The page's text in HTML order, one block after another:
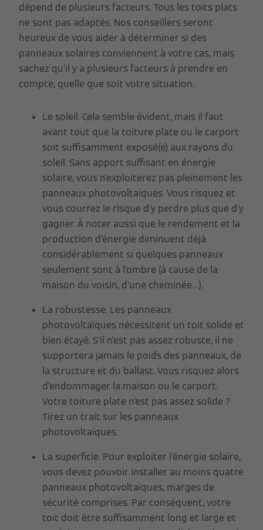
dépend de plusieurs facteurs. Tous les toits plats
ne sont pas adaptés. Nos conseillers seront
heureux de vous aider à déterminer si des
panneaux solaires conviennent à votre cas, mais
sachez qu’il y a plusieurs facteurs à prendre en
compte, quelle que soit votre situation.
Le soleil. Cela semble évident, mais il faut
avant tout que la toiture plate ou le carport
soit suffisamment exposé(e) aux rayons du
soleil. Sans apport suffisant en énergie
solaire, vous n’exploiterez pas pleinement les
panneaux photovoltaïques. Vous risquez et
vous courrez le risque d’y perdre plus que d’y
gagner. À noter aussi que le rendement et la
production d’énergie diminuent déjà
considérablement si quelques panneaux
seulement sont à l’ombre (à cause de la
maison du voisin, d’une cheminée…).
La robustesse. Les panneaux
photovoltaïques nécessitent un toit solide et
bien étayé. S’il n’est pas assez robuste, il ne
supportera jamais le poids des panneaux, de
la structure et du ballast. Vous risquez alors
d’endommager la maison ou le carport.
Votre toiture plate n’est pas assez solide ?
Tirez un trait sur les panneaux
photovoltaïques.
La superficie. Pour exploiter l’énergie solaire,
vous devez pouvoir installer au moins quatre
panneaux photovoltaïques, marges de
sécurité comprises. Par conséquent, votre
toit doit être suffisamment long et large et